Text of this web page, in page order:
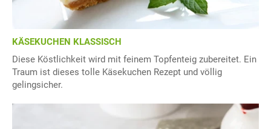
KÄSEKUCHEN KLASSISCH
Diese Köstlichkeit wird mit feinem Topfenteig zubereitet. Ein
Traum ist dieses tolle Käsekuchen Rezept und völlig
gelingsicher.